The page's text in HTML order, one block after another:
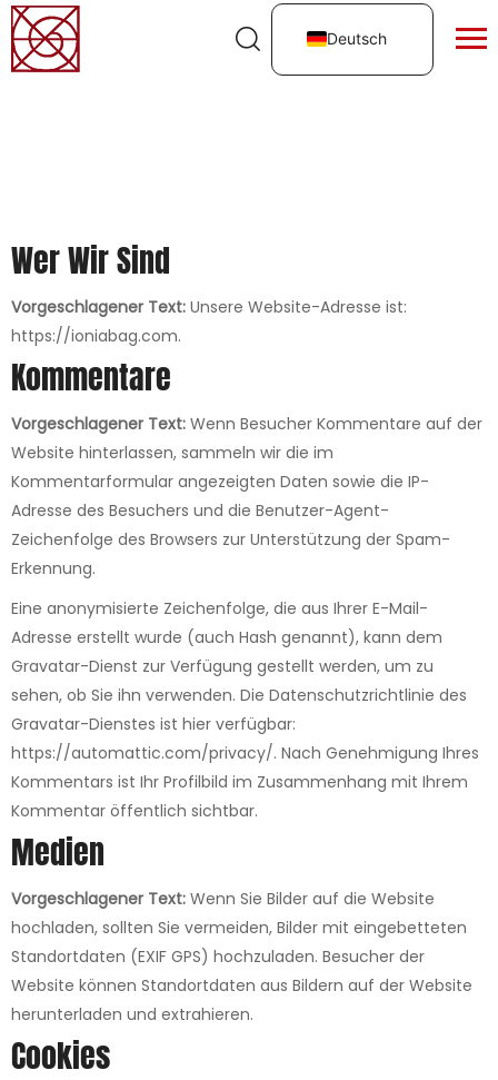
Deutsch
Wer Wir Sind
Vorgeschlagener Text: Unsere Website-Adresse ist:
https://ioniabag.com.
Kommentare
Vorgeschlagener Text: Wenn Besucher Kommentare auf der
Website hinterlassen, sammeln wir die im
Kommentarformular angezeigten Daten sowie die IP-
Adresse des Besuchers und die Benutzer-Agent-
Zeichenfolge des Browsers zur Unterstützung der Spam-
Erkennung.
Eine anonymisierte Zeichenfolge, die aus Ihrer E-Mail-
Adresse erstellt wurde (auch Hash genannt), kann dem
Gravatar-Dienst zur Verfügung gestellt werden, um zu
sehen, ob Sie ihn verwenden. Die Datenschutzrichtlinie des
Gravatar-Dienstes ist hier verfügbar:
https://automattic.com/privacy/. Nach Genehmigung Ihres
Kommentars ist Ihr Profilbild im Zusammenhang mit Ihrem
Kommentar öffentlich sichtbar.
Medien
Vorgeschlagener Text: Wenn Sie Bilder auf die Website
hochladen, sollten Sie vermeiden, Bilder mit eingebetteten
Standortdaten (EXIF GPS) hochzuladen. Besucher der
Website können Standortdaten aus Bildern auf der Website
herunterladen und extrahieren.
Cookies